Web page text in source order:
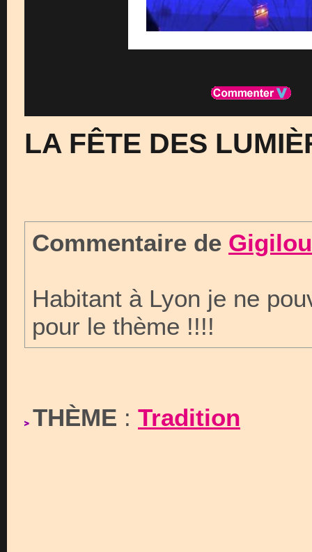
LA FÊTE DES
Commentaire de Gigilou
Habitant à Lyon je ne
pour le thème !!!!
THÈME : Tradition